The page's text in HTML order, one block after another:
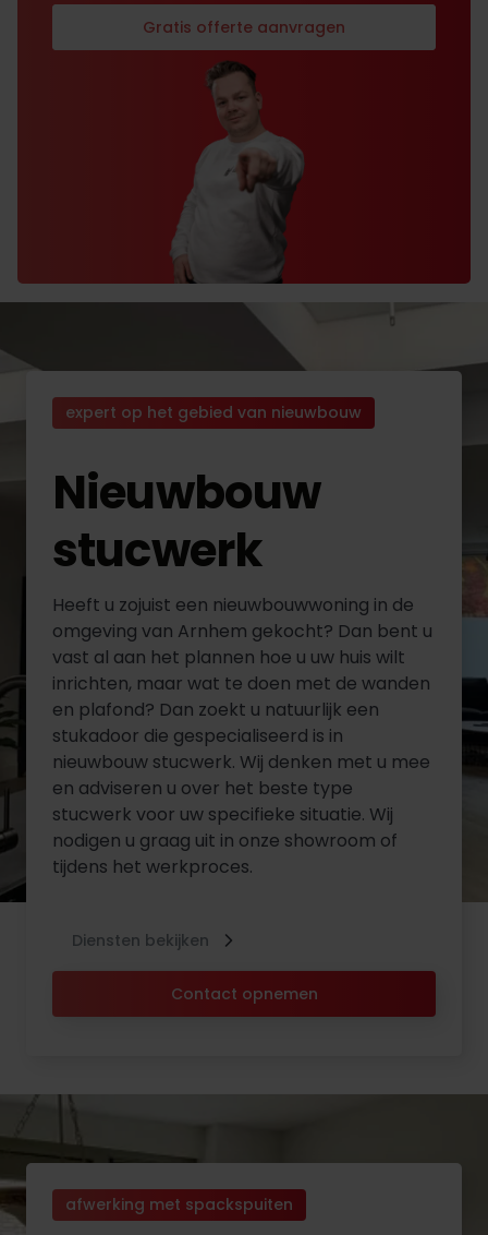
Gratis offerte aanvragen
expert op het gebied van nieuwbouw
Nieuwbouw
stucwerk
Heeft u zojuist een nieuwbouwwoning in de
omgeving van Arnhem gekocht? Dan bent u
vast al aan het plannen hoe u uw huis wilt
inrichten, maar wat te doen met de wanden
en plafond? Dan zoekt u natuurlijk een
stukadoor die gespecialiseerd is in
nieuwbouw stucwerk. Wij denken met u mee
en adviseren u over het beste type
stucwerk voor uw specifieke situatie. Wij
nodigen u graag uit in onze showroom of
tijdens het werkproces.
Contact opnemen
Diensten bekijken
afwerking met spackspuiten